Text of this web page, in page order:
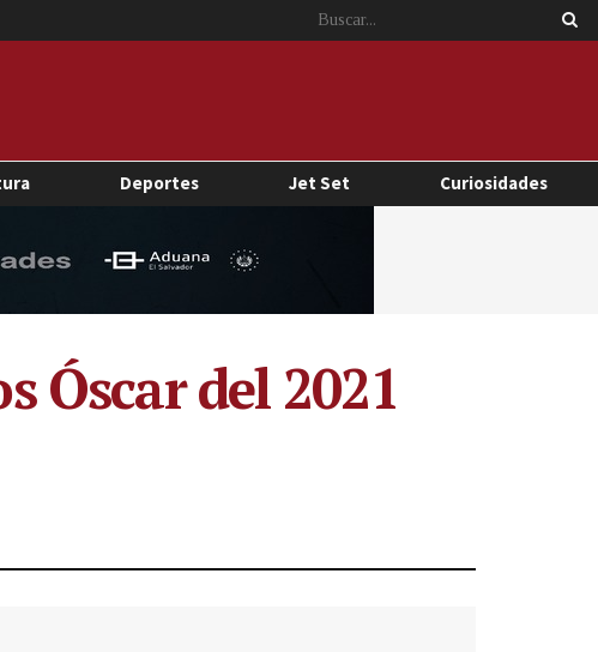
Deportes Jet Set Curiosidades
Óscar del 2021